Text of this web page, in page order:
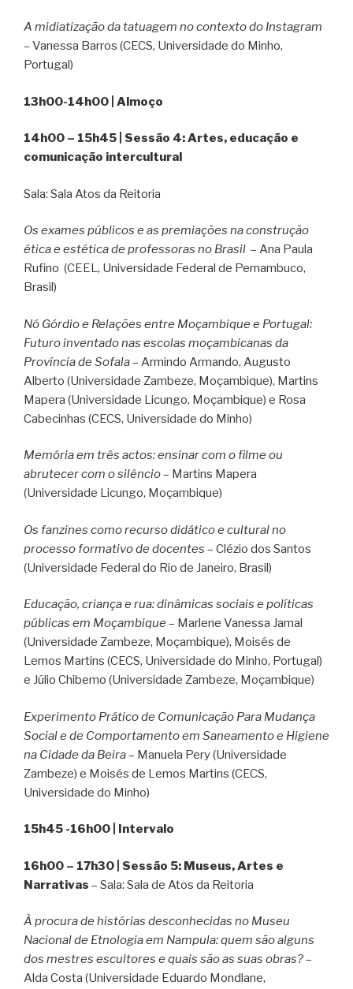
A midiatização da tatuagem no contexto do Instagram
–Vanessa Barros (CECS, Universidade do Minho,
Portugal)
13h00-14h00 | Almoço
14h00 – 15h45 | Sessão 4: Artes, educação e
comunicação intercultural
Sala: Sala Atos da Reitoria
Os exames públicos e as premiações na construção
ética e estética de professoras no Brasil – Ana Paula
Rufino (CEEL, Universidade Federal de Pernambuco,
Brasil)
Nó Górdio e Relações entre Moçambique e Portugal:
Futuro inventado nas escolas moçambicanas da
Província de Sofala– Armindo Armando, Augusto
Alberto (Universidade Zambeze, Moçambique), Martins
Mapera (Universidade Licungo, Moçambique) e Rosa
Cabecinhas (CECS, Universidade do Minho)
Memória em três actos: ensinar com o filme ou
abrutecer com o silêncio– Martins Mapera
(Universidade Licungo, Moçambique)
Os fanzines como recurso didático e cultural no
processo formativo de docentes – Clézio dos Santos
(Universidade Federal do Rio de Janeiro, Brasil)
Educação, criança e rua: dinâmicas sociais e políticas
públicas em Moçambique – Marlene Vanessa Jamal
(Universidade Zambeze, Moçambique), Moisés de
Lemos Martins (CECS, Universidade do Minho, Portugal)
e Júlio Chibemo (Universidade Zambeze, Moçambique)
Experimento Prático de Comunicação Para Mudança
Social e de Comportamento em Saneamento e Higiene
na Cidade da Beira– Manuela Pery (Universidade
Zambeze) e Moisés de Lemos Martins (CECS,
Universidade do Minho)
15h45 -16h00 | Intervalo
16h00 – 17h30 | Sessão 5: Museus, Artes e
Narrativas – Sala: Sala de Atos da Reitoria
À procura de histórias desconhecidas no Museu
Nacional de Etnologia em Nampula: quem são alguns
dos mestres escultores e quais são as suas obras?–
Alda Costa (Universidade Eduardo Mondlane,